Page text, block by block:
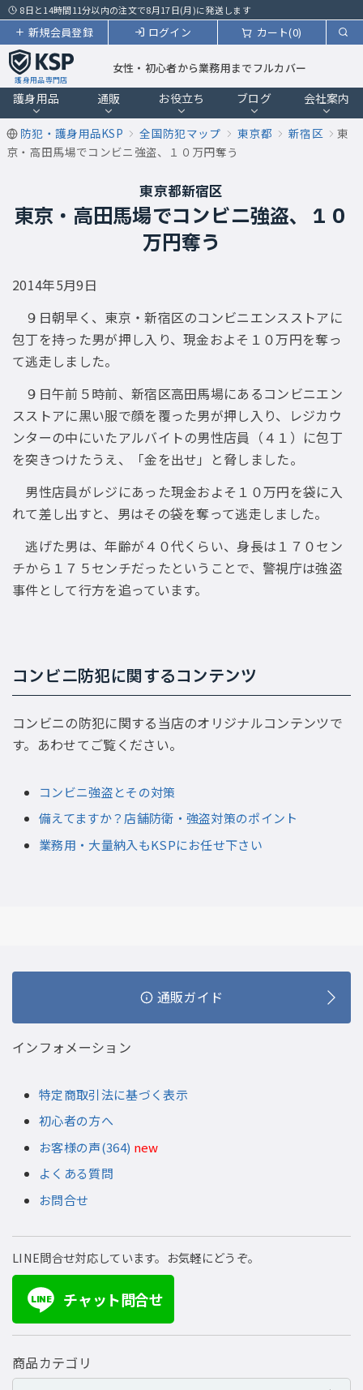
8日と14時間11分以内の注文で8月17日(月)に発送します
カート(0)
ログイン
新規会員登録
護身用品専門店
女性・初心者から業務用までフルカバー
護身用品 通販 お役立ち ブログ 会社案内
防犯・護身用品KSP 全国防犯マップ 東京都 新宿区
東
京・高田馬場でコンビニ強盗、１０万円奪う
東京都新宿区
東京・高田馬場でコンビニ強盗、１０
万円奪う
2014年5月9日
９日朝早く、東京・新宿区のコンビニエンスストアに
包丁を持った男が押し入り、現金およそ１０万円を奪っ
て逃走しました。
９日午前５時前、新宿区高田馬場にあるコンビニエン
スストアに黒い服で顔を覆った男が押し入り、レジカウ
ンターの中にいたアルバイトの男性店員（４１）に包丁
を突きつけたうえ、「金を出せ」と脅しました。
男性店員がレジにあった現金およそ１０万円を袋に入
れて差し出すと、男はその袋を奪って逃走しました。
逃げた男は、年齢が４０代くらい、身長は１７０セン
チから１７５センチだったということで、警視庁は強盗
事件として行方を追っています。
コンビニ防犯に関するコンテンツ
コンビニの防犯に関する当店のオリジナルコンテンツで
す。あわせてご覧ください。
コンビニ強盗とその対策
備えてますか？店舗防衛・強盗対策のポイント
業務用・大量納入もKSPにお任せ下さい
通販ガイド
インフォメーション
特定商取引法に基づく表示
初心者の方へ
お客様の声(364) new
よくある質問
お問合せ
LINE問合せ対応しています。お気軽にどうぞ。
LINE チャット問合せ
商品カテゴリ